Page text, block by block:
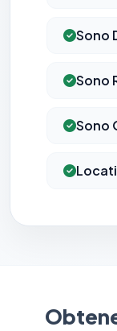
Sono
Sono
Sono